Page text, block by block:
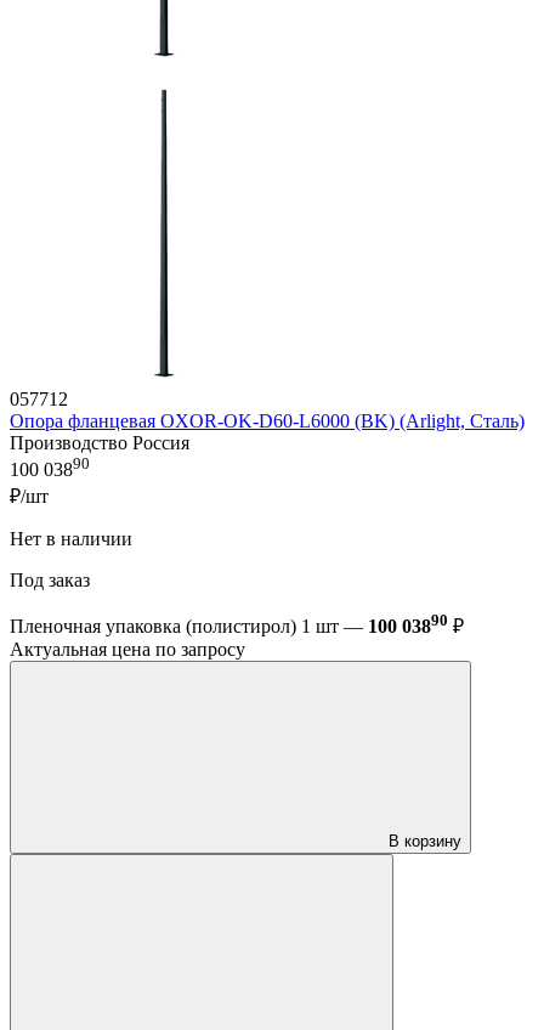
057712
Опора фланцевая OXOR-OK-D60-L6000 (BK) (Arlight, Сталь)
Производство Россия
100 03890
₽/шт
Нет в наличии
Под заказ
Пленочная упаковка (полистирол) 1 шт — 100 03890 ₽
Актуальная цена по запросу
В корзину